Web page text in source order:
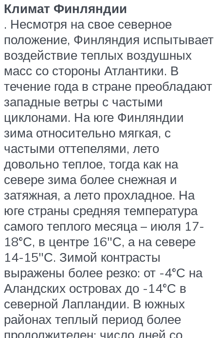
Климат Финляндии
. Несмотря на свое северное
положение, Финляндия испытывает
воздействие теплых воздушных
масс со стороны Атлантики. В
течение года в стране преобладают
западные ветры с частыми
циклонами. На юге Финляндии
зима относительно мягкая, с
частыми оттепелями, лето
довольно теплое, тогда как на
севере зима более снежная и
затяжная, а лето прохладное. На
юге страны средняя температура
самого теплого месяца – июля 17-
18°С, в центре 16″С, а на севере
14-15″С. Зимой контрасты
выражены более резко: от -4°С на
Аландских островах до -14°С в
северной Лапландии. В южных
районах теплый период более
продолжителен: число дней со